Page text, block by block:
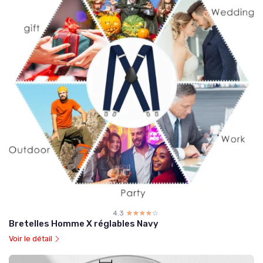
4.3 ☆☆☆☆☆
★★★★★
Bretelles Homme X réglables Navy
Voir le détail